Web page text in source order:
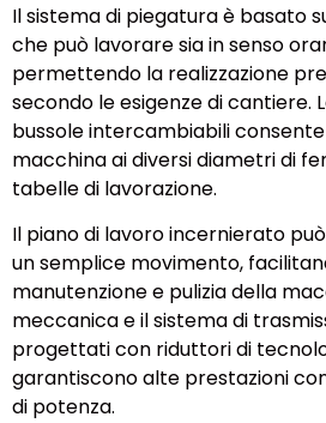
Il sistema di piegatura è basato
che può lavorare sia in senso
permettendo la realizzazione
secondo le esigenze di cantiere.
bussole intercambiabili
macchina ai diversi diametri di
tabelle di lavorazione.
Il piano di lavoro incernierato
un semplice movimento,
manutenzione e pulizia della
meccanica e il sistema di
progettati con riduttori di
garantiscono alte prestazioni
di potenza.